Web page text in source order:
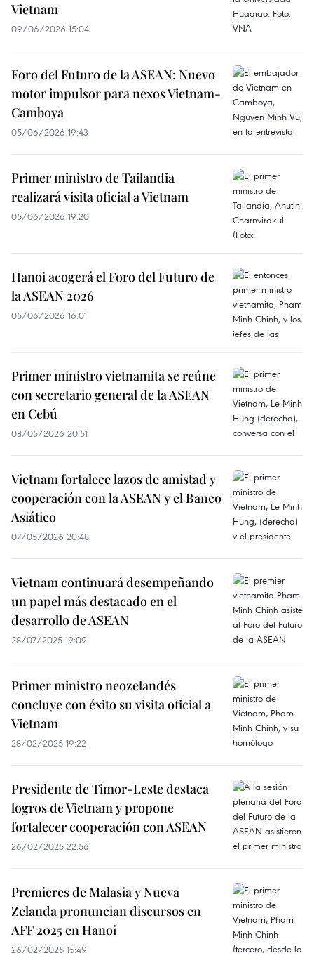
Vietnam
09/06/2026 15:04
Foro del Futuro de la ASEAN: Nuevo
motor impulsor para nexos Vietnam-
Camboya
05/06/2026 19:43
Primer ministro de Tailandia
realizará visita oficial a Vietnam
05/06/2026 19:20
Hanoi acogerá el Foro del Futuro de
la ASEAN 2026
05/06/2026 16:01
Primer ministro vietnamita se reúne
con secretario general de la ASEAN
en Cebú
08/05/2026 20:51
Vietnam fortalece lazos de amistad y
cooperación con la ASEAN y el Banco
Asiático
07/05/2026 20:48
Vietnam continuará desempeñando
un papel más destacado en el
desarrollo de ASEAN
28/07/2025 19:09
Primer ministro neozelandés
concluye con éxito su visita oficial a
Vietnam
28/02/2025 19:22
Presidente de Timor-Leste destaca
logros de Vietnam y propone
fortalecer cooperación con ASEAN
26/02/2025 22:56
Premieres de Malasia y Nueva
Zelanda pronuncian discursos en
AFF 2025 en Hanoi
26/02/2025 15:49